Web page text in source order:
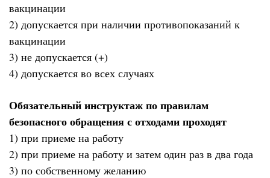
вакцинации
2) допускается при наличии противопоказаний к
вакцинации
3) не допускается (+)
4) допускается во всех случаях
Обязательный инструктаж по правилам
безопасного обращения с отходами проходят
1) при приеме на работу
2) при приеме на работу и затем один раз в два года
3) по собственному желанию